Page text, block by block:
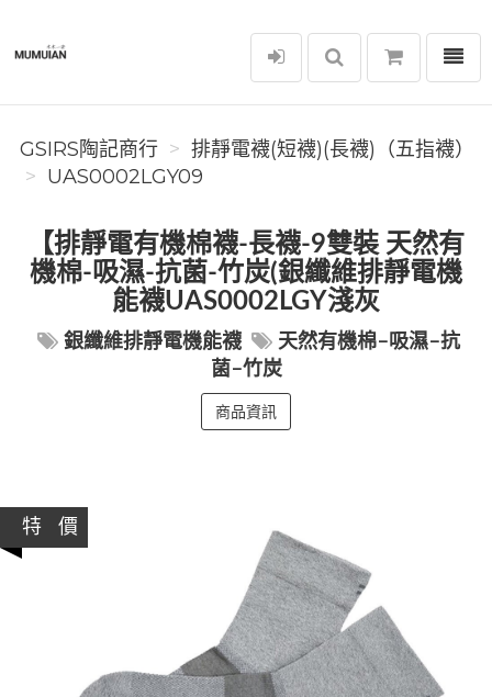
GSIRS陶記商行
選單
GSIRS陶記商行
排靜電襪(短襪)(長襪)（五指襪）
UAS0002LGY09
【排靜電有機棉襪-長襪-9雙裝 天然有
機棉-吸濕-抗菌-竹炭(銀纖維排靜電機
能襪UAS0002LGY淺灰
銀纖維排靜電機能襪
天然有機棉-吸濕-抗
菌-竹炭
商品資訊
特 價